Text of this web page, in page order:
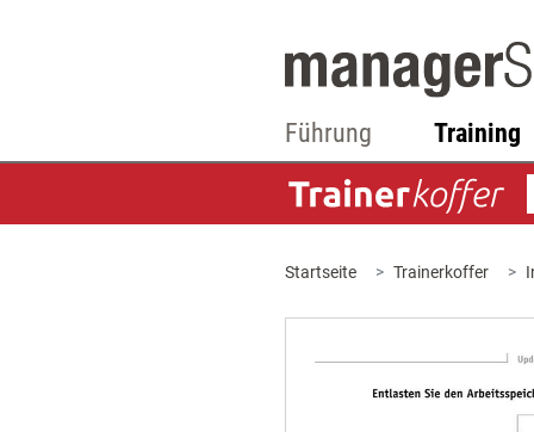
Führung Training
Startseite Trainerkoffer